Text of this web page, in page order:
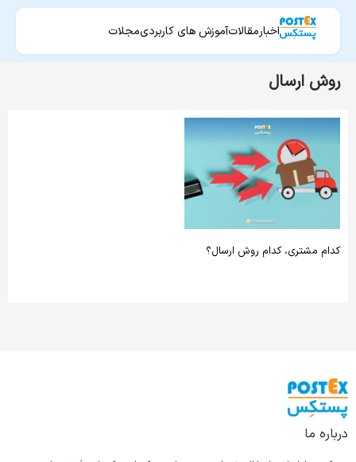
اخبارمقالاتآموزش های کاربردیمجلات
روش ارسال
کدام مشتری، کدام روش ارسال؟
درباره ما